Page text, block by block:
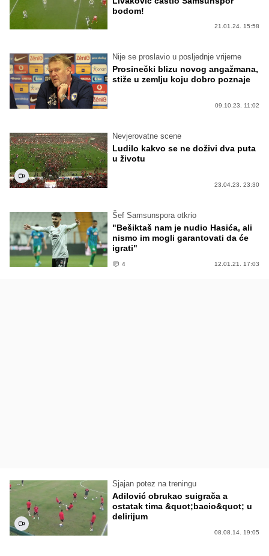
bodom!
21.01.24. 15:58
Nije se proslavio u posljednje vrijeme
Prosinečki blizu novog angažmana,
stiže u zemlju koju dobro poznaje
09.10.23. 11:02
Nevjerovatne scene
Ludilo kakvo se ne doživi dva puta
u životu
23.04.23. 23:30
Šef Samsunspora otkrio
"Bešiktaš nam je nudio Hasića, ali
nismo im mogli garantovati da će
igrati"
4 12.01.21. 17:03
Sjajan potez na treningu
Adilović obrukao suigrača a
ostatak tima &quot;bacio&quot; u
delirijum
08.08.14. 19:05